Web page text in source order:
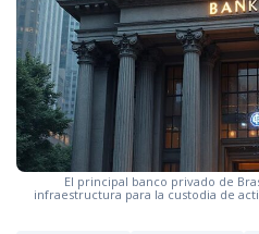
El principal banco privado de
infraestructura para la custodia de